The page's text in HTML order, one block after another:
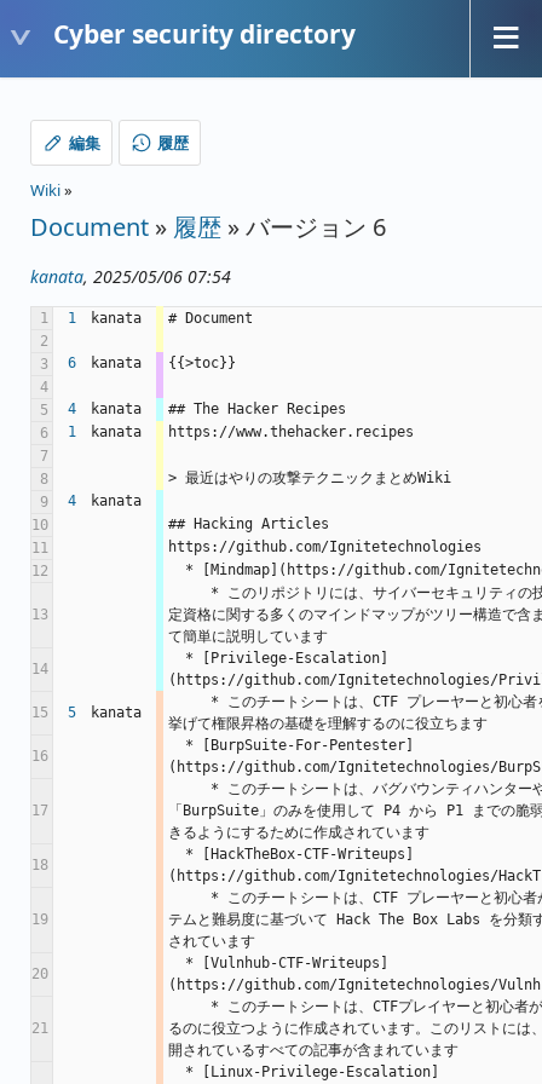
Cyber security directory
編集 履歴
Wiki»
Document » 履歴 » バージョン 6
kanata, 2025/05/06 07:54
1 1 kanata
# Document
2
3
6 kanata
{{>toc}}
4
5
4 kanata
## The Hacker Recipes
6
1 kanata
https://www.thehacker.recipes
7
8
> 最近はやりの攻撃テクニックまとめWiki
9
4
kanata
10
## Hacking Articles
11
https://github.com/Ignitetechnologies
12
* [Mindmap](https://github.com/
13
定資格に関する多くのマインドマップがツリー構造で含
て簡単に説明しています
14
(https://github.com/Ignitetechnologies/
15
5 kanata
挙げて権限昇格の基礎を理解するのに役立ちます
16
(https://github.com/Ignitetechnologies/
17
「BurpSuite」のみを使用して P4 から P1 までの脆
きるようにするために作成されています
18
(https://github.com/Ignitetechnologies/
19
テムと難易度に基づいて Hack The Box Labs を分類
されています
20
(https://github.com/Ignitetechnologies/
21
るのに役立つように作成されています。このリスト
開されているすべての記事が含まれています